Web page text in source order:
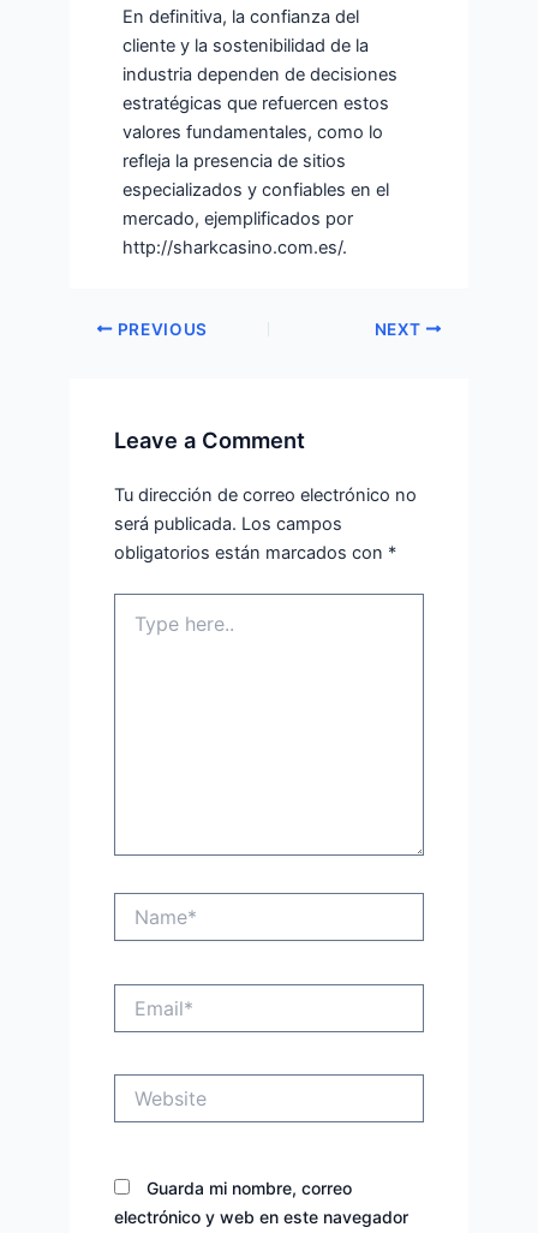
En definitiva, la confianza del
cliente y la sostenibilidad de la
industria dependen de decisiones
estratégicas que refuercen estos
valores fundamentales, como lo
refleja la presencia de sitios
especializados y confiables en el
mercado, ejemplificados por
http://sharkcasino.com.es/.
PREVIOUS NEXT
Leave a Comment
Tu dirección de correo electrónico no
será publicada. Los campos
obligatorios están marcados con *
here..
Guarda mi nombre, correo
electrónico y web en este navegador